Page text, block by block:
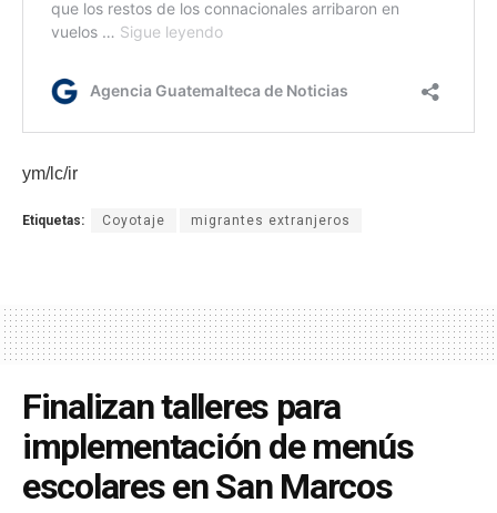
ym/lc/ir
Etiquetas: Coyotaje migrantes extranjeros
Finalizan talleres para
implementación de menús
escolares en San Marcos